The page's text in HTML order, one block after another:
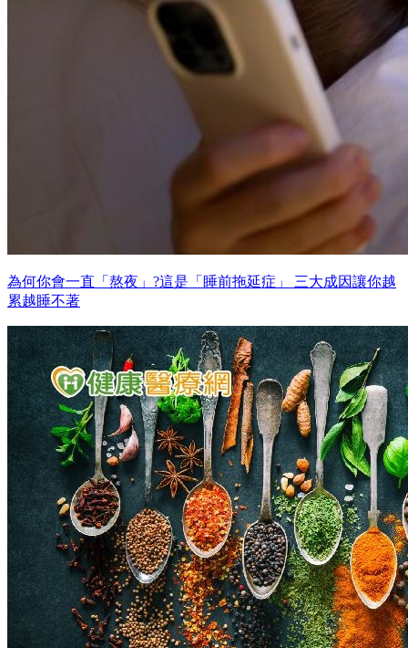
為何你會一直「熬夜」?這是「睡前拖延症」 三大成因讓你越
累越睡不著